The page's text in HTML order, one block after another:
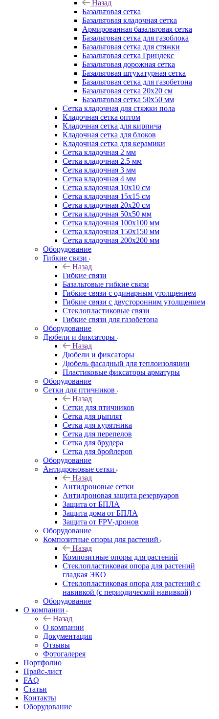
Назад
Базальтовая сетка
Базальтовая кладочная сетка
Армированная базальтовая сетка
Базальтовая сетка для газоблока
Базальтовая сетка для стяжки
Базальтовая сетка Гриндекс
Базальтовая дорожная сетка
Базальтовая штукатурная сетка
Базальтовая сетка для газобетона
Базальтовая сетка 20x20 см
Базальтовая сетка 50x50 мм
Сетка кладочная для стяжки пола
Кладочная сетка оптом
Кладочная сетка для кирпича
Кладочная сетка для блоков
Кладочная сетка для керамики
Сетка кладочная 2 мм
Сетка кладочная 2.5 мм
Сетка кладочная 3 мм
Сетка кладочная 4 мм
Сетка кладочная 10x10 см
Сетка кладочная 15x15 см
Сетка кладочная 20x20 см
Сетка кладочная 50x50 мм
Сетка кладочная 100x100 мм
Сетка кладочная 150x150 мм
Сетка кладочная 200x200 мм
Оборудование
Гибкие связи
Назад
Гибкие связи
Базальтовые гибкие связи
Гибкие связи с одинарным утолщением
Гибкие связи с двусторонним утолщением
Стеклопластиковые связи
Гибкие связи для газобетона
Оборудование
Дюбели и фиксаторы
Назад
Дюбели и фиксаторы
Дюбель фасадный для теплоизоляции
Пластиковые фиксаторы арматуры
Оборудование
Сетки для птичников
Назад
Сетки для птичников
Сетка для цыплят
Сетка для курятника
Сетка для перепелов
Сетка для брудера
Сетка для бройлеров
Оборудование
Антидроновые сетки
Назад
Антидроновые сетки
Антидроновая защита резервуаров
Защита от БПЛА
Защита дома от БПЛА
Защита от FPV-дронов
Оборудование
Композитные опоры для растений
Назад
Композитные опоры для растений
Стеклопластиковая опора для растений
гладкая ЭКО
Стеклопластиковая опора для растений с
навивкой (с периодической навивкой)
Оборудование
О компании
Назад
О компании
Документация
Отзывы
Фотогалерея
Портфолио
Прайс-лист
FAQ
Статьи
Контакты
Оборудование